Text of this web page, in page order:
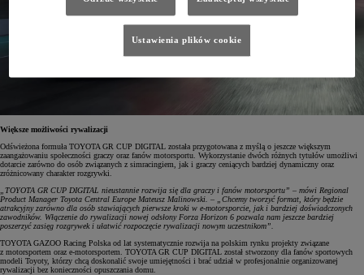
Większe możliwości rywalizacji
Odświeżona formuła TOYOTA GR CUP DIGITAL została przygotowana z myślą o jeszcze większym
zaangażowaniu społeczności graczy oraz fanów motorsportu. Wykorzystanie dwóch różnych tytułów umożliwi
dotarcie zarówno do osób związanych z simracingiem, jak i graczy ceniących bardziej dynamiczny oraz
zróżnicowany charakter rozgrywki.
„TOYOTA GR CUP DIGITAL nieustannie rozwija się dla graczy i fanów motorsportu” – mówi Regional
Product Manager Toyota Central Europe Mateusz Malinowski. – „Chcemy tworzyć format, który będzie
atrakcyjny zarówno dla osób stawiających pierwsze kroki w e-motorsporcie, jak i bardziej doświadczonych
zawodników. Włączenie do rywalizacji nowej odsłony Forza Horizon 6 pozwala nam jeszcze bardziej
poszerzyć zasięg rozgrywek i ułatwić rozpoczęcie rywalizacji nowym uczestnikom”.
TOYOTA GAZOO Racing Polska od lat systematycznie rozwija na polskim rynku projekty związane
z motorsportem oraz e-motorsportem. TOYOTA GR CUP DIGITAL został stworzony dla fanów sportowych
modeli Toyoty, którzy chcą doskonalić swoje umiejętności i brać udział w profesjonalnie organizowanej
rywalizacji bez konieczności opuszczania domu.
Ustawienia plików cookie